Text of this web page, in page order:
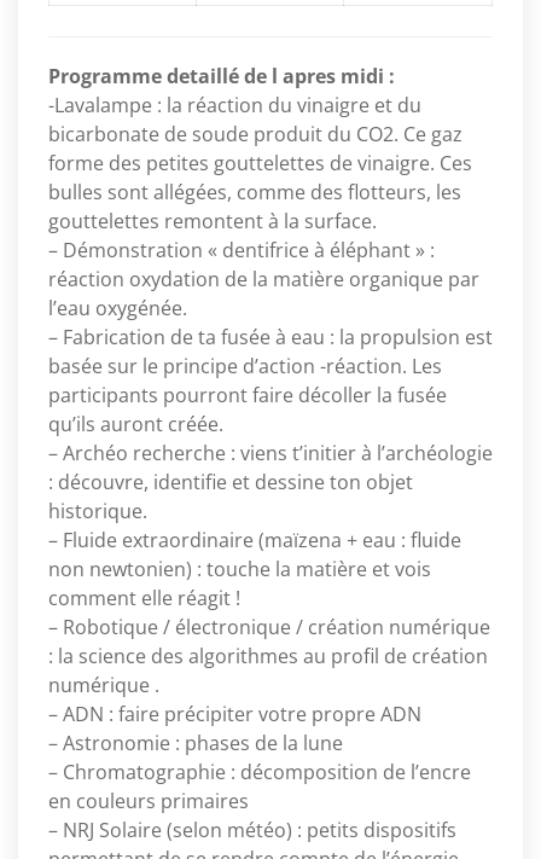
Programme detaillé de l apres midi :
-Lavalampe : la réaction du vinaigre et du
bicarbonate de soude produit du CO2. Ce gaz
forme des petites gouttelettes de vinaigre. Ces
bulles sont allégées, comme des flotteurs, les
gouttelettes remontent à la surface.
– Démonstration « dentifrice à éléphant » :
réaction oxydation de la matière organique par
l’eau oxygénée.
– Fabrication de ta fusée à eau : la propulsion est
basée sur le principe d’action -réaction. Les
participants pourront faire décoller la fusée
qu’ils auront créée.
– Archéo recherche : viens t’initier à l’archéologie
: découvre, identifie et dessine ton objet
historique.
– Fluide extraordinaire (maïzena + eau : fluide
non newtonien) : touche la matière et vois
comment elle réagit !
– Robotique / électronique / création numérique
: la science des algorithmes au profil de création
numérique .
– ADN : faire précipiter votre propre ADN
– Astronomie : phases de la lune
– Chromatographie : décomposition de l’encre
en couleurs primaires
– NRJ Solaire (selon météo) : petits dispositifs